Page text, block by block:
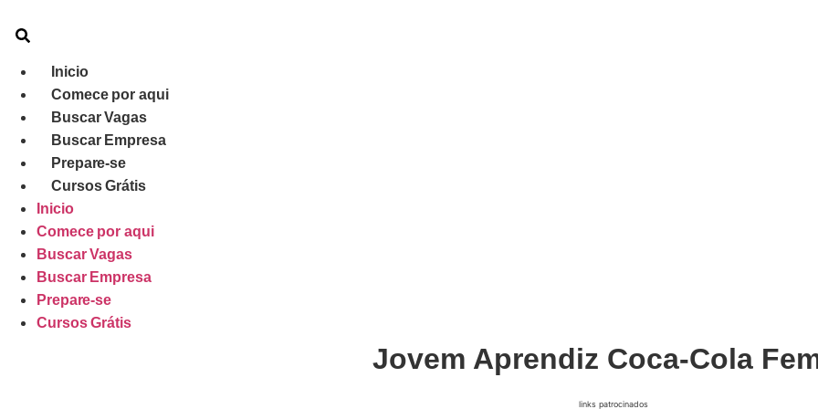
Inicio
Comece por aqui
Buscar Vagas
Buscar Empresa
Prepare-se
Cursos Grátis
Inicio
Comece por aqui
Buscar Vagas
Buscar Empresa
Prepare-se
Cursos Grátis
Jovem Aprendiz Coca-Cola
links patrocinados